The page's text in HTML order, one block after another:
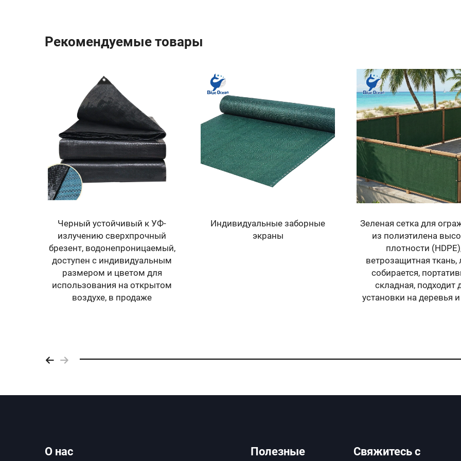
Рекомендуемые товары
Премиум 400 мкм Черное
солнечное покрытие для
бассейна, экономичное,
теплоотводящее,
предотвращающее рост
водорослей, различные
катушки для бассейнов
Изготавливаемый на заказ,
прочный черный брезент для
Черный устойчивый
излучению
брезент,
доступен с
размером и цветом
использования на
воздухе, в
О нас Полезные Свяжитесь с